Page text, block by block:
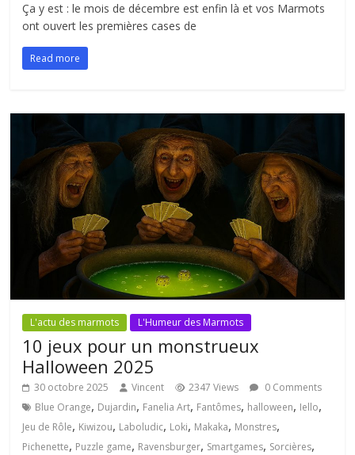
Ça y est : le mois de décembre est enfin là et vos Marmots
ont ouvert les premières cases de
Read more
L'actu des marmots L'Humeur des Marmots
10 jeux pour un monstrueux
Halloween 2025
30 octobre 2025 Vincent 2347 Views
0 Comments
Blue Orange, Dujardin, Fanelia Art, Fantômes, halloween, Iello,
Jeu de Rôle, Kiwizou, Laboludic, Loki, Makaka, Monstres,
Pichenette, Puzzle game, Ravensburger, Smartgames, Sorcières,